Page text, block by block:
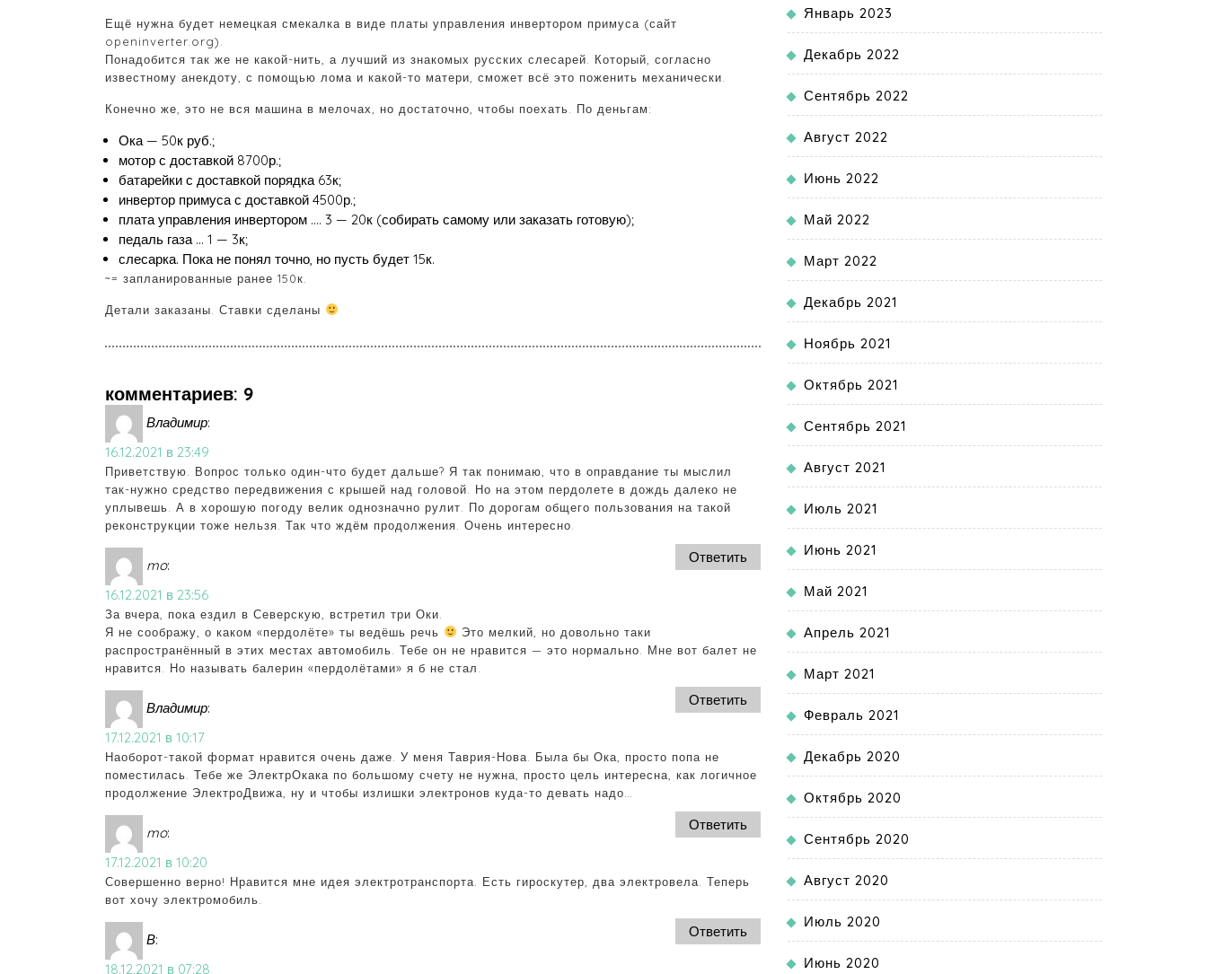
Ещё нужна будет немецкая смекалка в виде платы управления инвертором примуса (сайт
openinverter.org).
Понадобится так же не какой-нить, а лучший из знакомых русских слесарей. Который, согласно
известному анекдоту, с помощью лома и какой-то матери, сможет всё это поженить механически.
Конечно же, это не вся машина в мелочах, но достаточно, чтобы поехать. По деньгам:
Ока — 50к руб.;
мотор с доставкой 8700р.;
батарейки с доставкой порядка 63к;
инвертор примуса с доставкой 4500р.;
плата управления инвертором …. 3 — 20к (собирать самому или заказать готовую);
педаль газа … 1 — 3к;
слесарка. Пока не понял точно, но пусть будет 15к.
~= запланированные ранее 150к.
Детали заказаны. Ставки сделаны
комментариев: 9
Владимир:
16.12.2021 в 23:49
Приветствую. Вопрос только один-что будет дальше? Я так понимаю, что в оправдание ты мыслил
так-нужно средство передвижения с крышей над головой. Но на этом пердолете в дождь далеко не
уплывешь. А в хорошую погоду велик однозначно рулит. По дорогам общего пользования на такой
реконструкции тоже нельзя. Так что ждём продолжения. Очень интересно.
Ответить
mo:
16.12.2021 в 23:56
За вчера, пока ездил в Северскую, встретил три Оки.
Я не соображу, о каком «пердолёте» ты ведёшь речь
Это мелкий, но довольно таки
распространённый в этих местах автомобиль. Тебе он не нравится — это нормально. Мне вот балет не
нравится. Но называть балерин «пердолётами» я б не стал.
Ответить
Владимир:
17.12.2021 в 10:17
Наоборот-такой формат нравится очень даже. У меня Таврия-Нова. Была бы Ока, просто попа не
поместилась. Тебе же ЭлектрОкака по большому счету не нужна, просто цель интересна, как логичное
продолжение ЭлектроДвижа, ну и чтобы излишки электронов куда-то девать надо…
Ответить
mo:
17.12.2021 в 10:20
Совершенно верно! Нравится мне идея электротранспорта. Есть гироскутер, два электровела. Теперь
вот хочу электромобиль.
Ответить
В:
18.12.2021 в 07:28
Январь 2023
Декабрь 2022
Сентябрь 2022
Август 2022
Июнь 2022
Май 2022
Март 2022
Декабрь 2021
Ноябрь 2021
Октябрь 2021
Сентябрь 2021
Август 2021
Июль 2021
Июнь 2021
Май 2021
Апрель 2021
Март 2021
Февраль 2021
Декабрь 2020
Октябрь 2020
Сентябрь 2020
Август 2020
Июль 2020
Июнь 2020